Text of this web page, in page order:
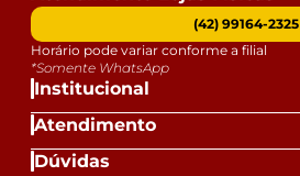
Institucional
Atendimento
Dúvidas
(42) 99164-2325
Horário pode variar conforme a filial
*Somente WhatsApp